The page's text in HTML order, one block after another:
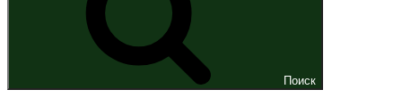
Поиск